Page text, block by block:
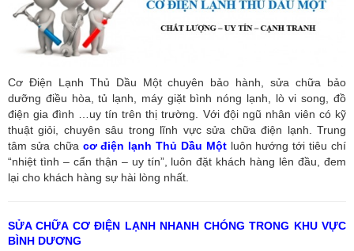
Cơ Điện Lạnh Thủ Dầu Một chuyên bảo hành, sửa chữa bảo
dưỡng điều hòa, tủ lạnh, máy giặt bình nóng lạnh, lò vi song, đồ
điện gia đình …uy tín trên thị trường. Với đội ngũ nhân viên có kỹ
thuật giỏi, chuyên sâu trong lĩnh vực sửa chữa điện lạnh. Trung
tâm sửa chữa cơ điện lạnh Thủ Dầu Mộtluôn hướng tới tiêu chí
“nhiệt tình – cẩn thận – uy tín”, luôn đặt khách hàng lên đầu, đem
lại cho khách hàng sự hài lòng nhất.
SỬA CHỮA CƠ ĐIỆN LẠNH NHANH CHÓNG TRONG KHU VỰC
BÌNH DƯƠNG